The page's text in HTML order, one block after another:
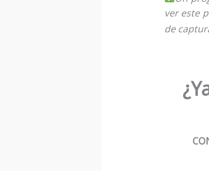
ver este
de